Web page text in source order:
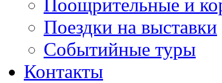
Поощрительные и
Поездки на выставки
Событийные туры
Контакты